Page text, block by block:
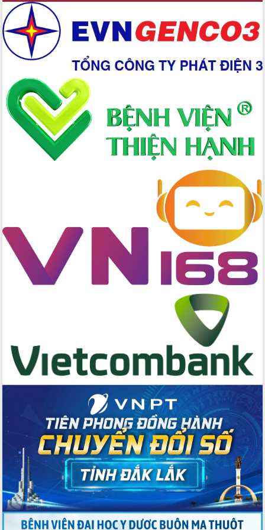
du khách thông qua Hệ thống cơ sở dữ
liệu và Bản đồ số
Tập huấn ứng dụng trí tuệ nhân tạo (AI)
trong thương mại điện tử năm 2026
Đoàn đại biểu Quốc hội tỉnh Đắk Lắk
trao đổi thông tin trước Kỳ họp thứ
nhất, Quốc hội khóa XVI
Quyết liệt cải cách hành chính, khơi
thông nguồn lực phát triển
Nâng cao hiệu lực, hiệu quả HĐND
tỉnh thông qua hiện đại hóa hành chính
Xã Ea Phê gắn cải cách hành chính với
Xây dựng nền hành chính số đồng
hành cùng nông dân dân, doanh nghiệp
Giai đoạn 2026-2030, Đắk Lắk phấn
đấu có 77% xã đạt chuẩn nông thôn
đai
Ứng dụng sinh trắc học - Bước tiến
trong hành trình chuyển đổi số tại Đắk
Lắk
Đắk Lắk nâng cao hiệu quả công tác
Đảng từ Sổ tay đảng viên điện tử
Đắk Lắk đẩy mạnh nuôi biển công
nghệ, hướng tới phát triển thủy sản
bền vững
Tập huấn nâng cao năng lực triển khai
chuyển đổi số cho cán bộ, công chức
cấp xã
Đắk Lắk phát động hưởng ứng Ngày
Quyền của người tiêu dùng Việt Nam
2026